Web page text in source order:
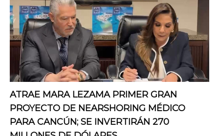
ATRAE MARA LEZAMA PRIMER GRAN
PROYECTO DE NEARSHORING MÉDICO
PARA CANCÚN; SE INVERTIRÁN 270